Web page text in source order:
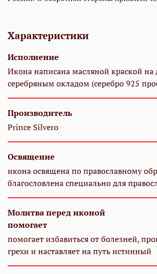
Характеристики
Исполнение
Икона написана масляной краской на
серебряным окладом (серебро 925
Производитель
Prince Silvero
Освящение
икона освящена по православному
благословлена специально для
Молитва перед иконой
помогает
помогает избавиться от болезней,
грехи и наставляет на путь истинный